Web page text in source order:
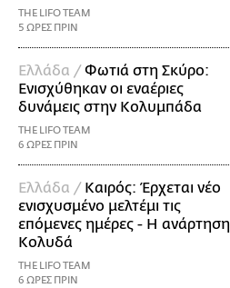
THE LIFO TEAM
5 ΩΡΕΣ ΠΡΙΝ
Ελλάδα /Φωτιά στη Σκύρο:
Ενισχύθηκαν οι εναέριες
δυνάμεις στην Κολυμπάδα
THE LIFO TEAM
6 ΩΡΕΣ ΠΡΙΝ
Ελλάδα / Καιρός: Έρχεται νέο
ενισχυσμένο μελτέμι τις
επόμενες ημέρες - Η ανάρτηση
Κολυδά
THE LIFO TEAM
6 ΩΡΕΣ ΠΡΙΝ